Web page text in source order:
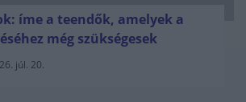
íme a teendők, amelyek a
még szükségesek
júl. 20.